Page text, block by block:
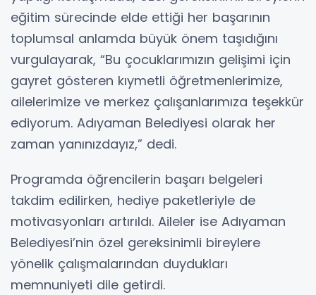
eğitim sürecinde elde ettiği her başarının
toplumsal anlamda büyük önem taşıdığını
vurgulayarak, “Bu çocuklarımızın gelişimi için
gayret gösteren kıymetli öğretmenlerimize,
ailelerimize ve merkez çalışanlarımıza teşekkür
ediyorum. Adıyaman Belediyesi olarak her
zaman yanınızdayız,” dedi.
Programda öğrencilerin başarı belgeleri
takdim edilirken, hediye paketleriyle de
motivasyonları artırıldı. Aileler ise Adıyaman
Belediyesi’nin özel gereksinimli bireylere
yönelik çalışmalarından duydukları
memnuniyeti dile getirdi.